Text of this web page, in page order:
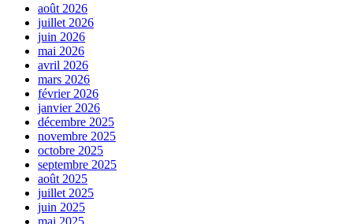
août 2026
juillet 2026
juin 2026
mai 2026
avril 2026
mars 2026
février 2026
janvier 2026
décembre 2025
novembre 2025
octobre 2025
septembre 2025
août 2025
juillet 2025
juin 2025
mai 2025